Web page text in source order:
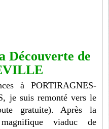
Découverte de
à PORTIRAGNES-
je suis remonté vers le
gratuite). Après la
viaduc de